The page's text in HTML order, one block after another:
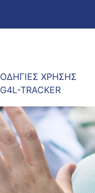
ΟΔΗΓΙΕΣ ΧΡΗΣΗΣ
G4L-TRACKER